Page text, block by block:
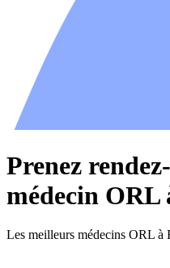
Prenez
médecin ORL
Les meilleurs médecins ORL à